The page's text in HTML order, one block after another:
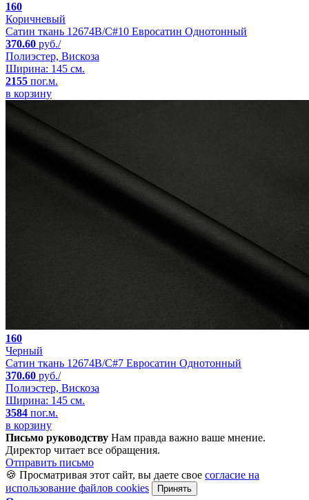
160
Коричневый
Сатин ткань 12674B/C#10 Евросатин Однотонный
370.60 руб./
Полиэстер, Вискоза
Ширина: 145 см.
2155 пог.м.
в корзину
160
Черный
Сатин ткань 12674B/C#7 Евросатин Однотонный
370.60 руб./
Полиэстер, Вискоза
Ширина: 145 см.
3584 пог.м.
в корзину
Письмо руководству Нам правда важно ваше мнение.
Директор читает все обращения.
Отправить письмо
🍪 Просматривая этот сайт, вы даете свое согласие на
использование файлов cookies
Принять